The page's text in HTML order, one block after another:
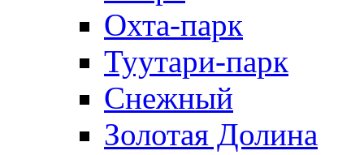
Охта-парк
Туутари-парк
Снежный
Золотая Долина